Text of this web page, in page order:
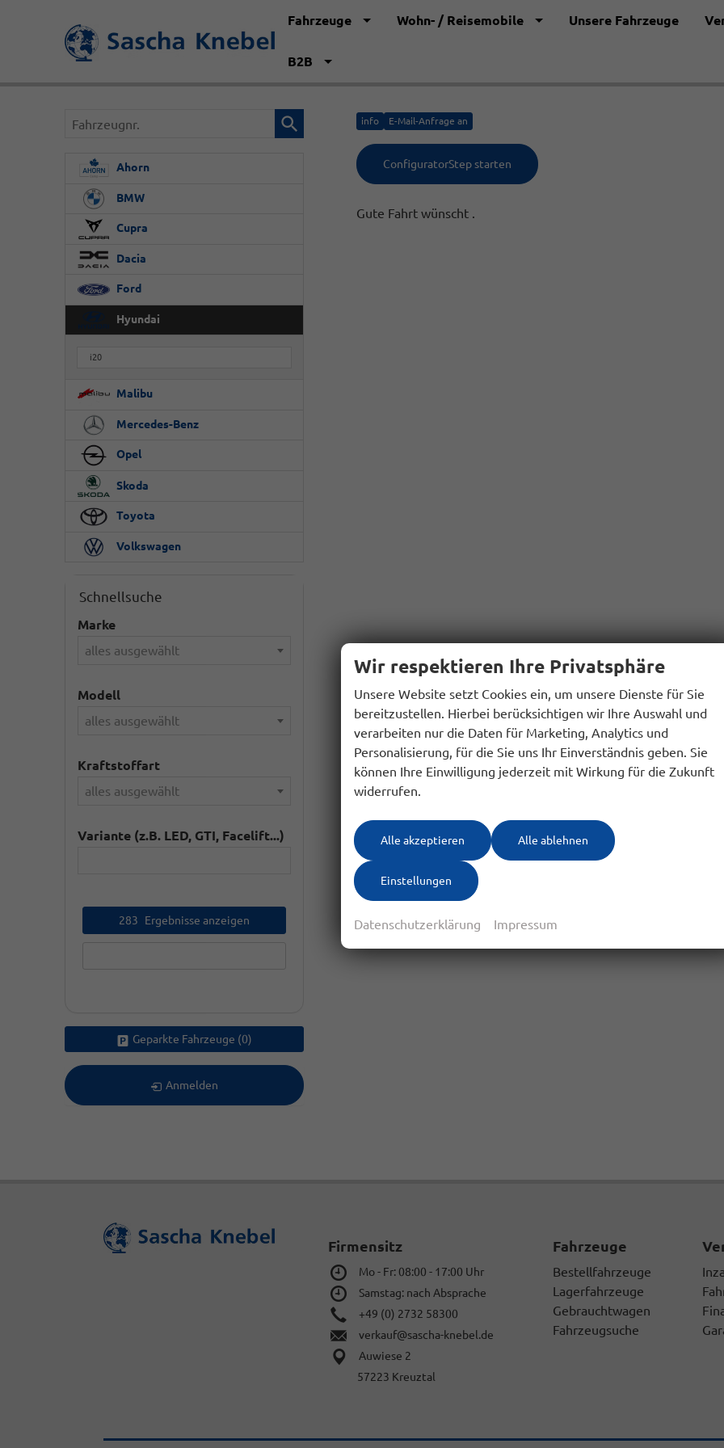
Fahrzeuge Wohn- / Reisemobile Unsere Fahrzeuge
B2B
info E-Mail-Anfrage an
ConfiguratorStep starten
Gute Fahrt wünscht .
Fahrzeugnr.
Ahorn
BMW
Cupra
Dacia
Ford
Hyundai
i20
Malibu
Mercedes-Benz
Opel
Skoda
Toyota
Volkswagen
Schnellsuche
Marke
alles ausgewählt
Modell
alles ausgewählt
Kraftstoffart
alles ausgewählt
Variante (z.B. LED, GTI, Facelift...)
283 Ergebnisse anzeigen
Geparkte Fahrzeuge (0)
Anmelden
Firmensitz
Mo - Fr: 08:00 - 17:00 Uhr
Samstag: nach Absprache
+49 (0) 2732 58300
verkauf@sascha-knebel.de
Auwiese 2
57223 Kreuztal
Fahrzeuge
Bestellfahrzeuge
Lagerfahrzeuge
Gebrauchtwagen
Fahrzeugsuche
Wir respektieren Ihre Privatsphäre
Unsere Website setzt Cookies ein, um unsere Dienste für Sie
bereitzustellen. Hierbei berücksichtigen wir Ihre Auswahl und
verarbeiten nur die Daten für Marketing, Analytics und
Personalisierung, für die Sie uns Ihr Einverständnis geben. Sie
können Ihre Einwilligung jederzeit mit Wirkung für die Zukunft
widerrufen.
Alle akzeptieren Alle ablehnen
Einstellungen
Datenschutzerklärung Impressum